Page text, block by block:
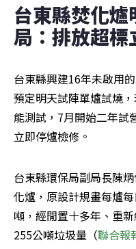
台東縣焚化
局：排放超標
台東縣興建16年未啟用
預定明天試陣單爐試燒
能測試，7月開始二年試
立即停爐檢修。
台東縣環保局副局長陳
化爐，原設計規畫每爐
噸，經閒置十多年、重
255公噸垃圾量（聯合報